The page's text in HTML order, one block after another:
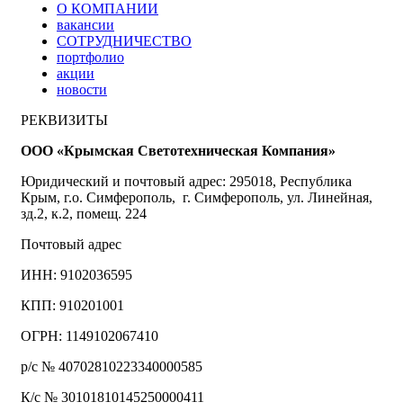
О КОМПАНИИ
вакансии
СОТРУДНИЧЕСТВО
портфолио
акции
новости
РЕКВИЗИТЫ
ООО «Крымская Светотехническая Компания»
Юридический и почтовый адрес: 295018, Республика
Крым, г.о. Симферополь, г. Симферополь, ул. Линейная,
зд.2, к.2, помещ. 224
Почтовый адрес
ИНН: 9102036595
КПП: 910201001
ОГРН: 1149102067410
р/с № 40702810223340000585
К/с № 30101810145250000411